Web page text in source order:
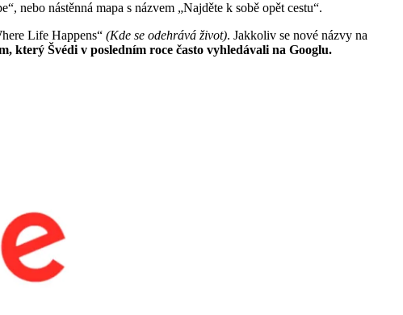
nebo nástěnná mapa s názvem „Najděte k sobě opět cestu“.
Life Happens“ (Kde se odehrává život). Jakkoliv se nové názvy na
který Švédi v posledním roce často vyhledávali na Googlu.